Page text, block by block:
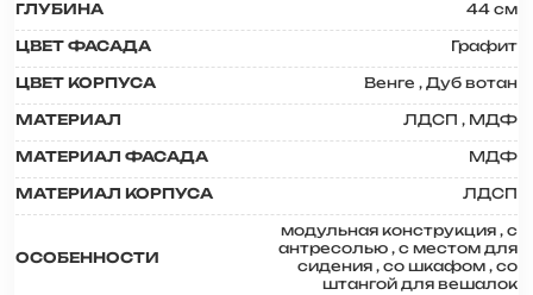
ГЛУБИНА 44 см
ЦВЕТ ФАСАДА Графит
ЦВЕТ КОРПУСА Венге , Дуб вотан
МАТЕРИАЛ ЛДСП , МДФ
МАТЕРИАЛ ФАСАДА МДФ
МАТЕРИАЛ КОРПУСА ЛДСП
ОСОБЕННОСТИ
модульная конструкция , с
антресолью , с местом для
сидения , со шкафом , со
штангой для вешалок